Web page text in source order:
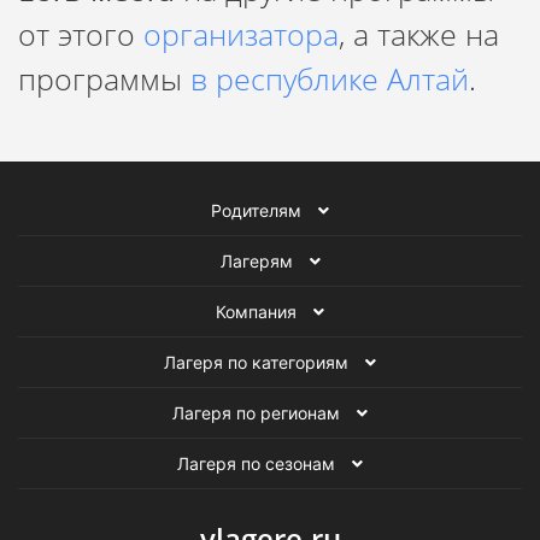
от этого организатора, а также на
программы в республике Алтай.
Родителям
Лагерям
Компания
Лагеря по категориям
Лагеря по регионам
Лагеря по сезонам